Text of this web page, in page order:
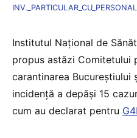
Institutul Național de
propus astăzi Comitetului
carantinarea Bucureștiului
incidență a depăși 15
cum au declarat pentru